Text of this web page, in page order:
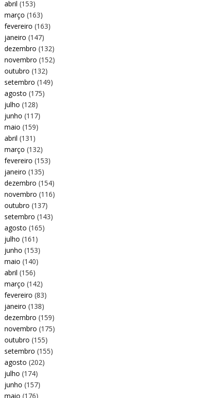
abril (153)
março (163)
fevereiro (163)
janeiro (147)
dezembro (132)
novembro (152)
outubro (132)
setembro (149)
agosto (175)
julho (128)
junho (117)
maio (159)
abril (131)
março (132)
fevereiro (153)
janeiro (135)
dezembro (154)
novembro (116)
outubro (137)
setembro (143)
agosto (165)
julho (161)
junho (153)
maio (140)
abril (156)
março (142)
fevereiro (83)
janeiro (138)
dezembro (159)
novembro (175)
outubro (155)
setembro (155)
agosto (202)
julho (174)
junho (157)
maio (176)